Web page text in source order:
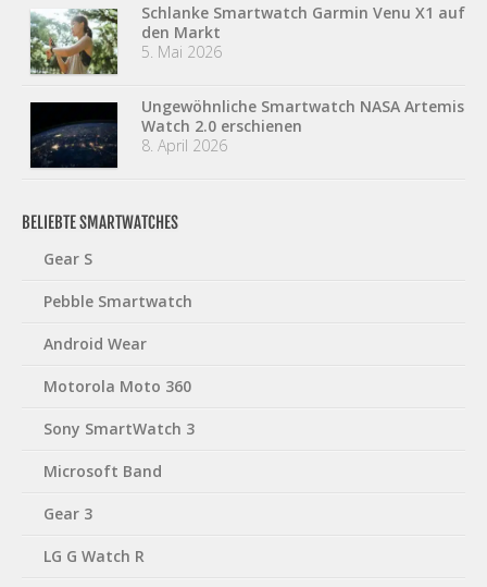
Schlanke Smartwatch Garmin Venu X1 auf
den Markt
5. Mai 2026
Ungewöhnliche Smartwatch NASA Artemis
Watch 2.0 erschienen
8. April 2026
BELIEBTE SMARTWATCHES
Gear S
Pebble Smartwatch
Android Wear
Motorola Moto 360
Sony SmartWatch 3
Microsoft Band
Gear 3
LG G Watch R